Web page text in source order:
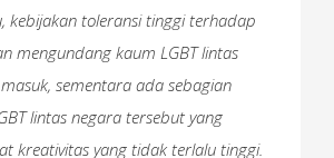
kebijakan toleransi tinggi terhadap
mengundang kaum LGBT lintas
sementara ada sebagian
lintas negara tersebut yang
kreativitas yang tidak terlalu tinggi.